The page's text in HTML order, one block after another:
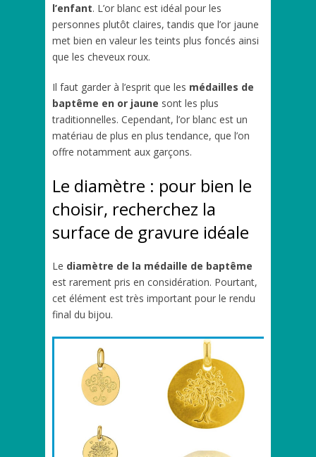
l’enfant. L’or blanc est idéal pour les
personnes plutôt claires, tandis que l’or jaune
met bien en valeur les teints plus foncés ainsi
que les cheveux roux.
Il faut garder à l’esprit que les médailles de
baptême en or jaune sont les plus
traditionnelles. Cependant, l’or blanc est un
matériau de plus en plus tendance, que l’on
offre notamment aux garçons.
Le diamètre : pour bien le
choisir, recherchez la
surface de gravure idéale
Le diamètre de la médaille de baptême
est rarement pris en considération. Pourtant,
cet élément est très important pour le rendu
final du bijou.